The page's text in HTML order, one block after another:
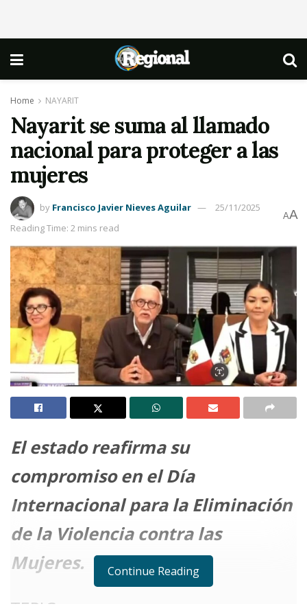
Home NAYARIT
Nayarit se suma al llamado
nacional para proteger a las
mujeres
by Francisco Javier Nieves Aguilar
25/11/2025
Reading Time: 2 mins read
AA
El estado reafirma su
compromiso en el Día
Internacional para la Eliminación
de la Violencia contra las
Mujeres.
TEPIC.
Continue Reading